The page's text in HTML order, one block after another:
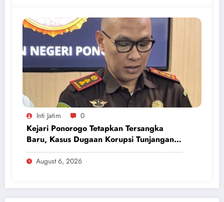
Inti Jatim 0
Kejari Ponorogo Tetapkan Tersangka
Baru, Kasus Dugaan Korupsi Tunjangan
Perumahan DPRD 2023-2026
August 6, 2026